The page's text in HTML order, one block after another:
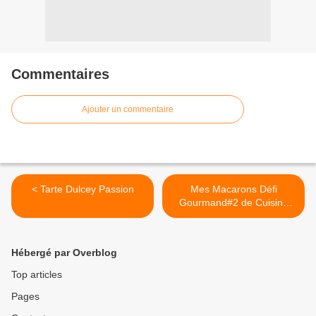
Commentaires
Ajouter un commentaire
< Tarte Dulcey Passion
Mes Macarons Défi
Gourmand#2 de Cuisine
Addict >
Hébergé par Overblog
Top articles
Pages